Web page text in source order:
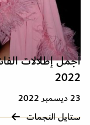
أجمل إطلالات
2022
23 ديسمبر 2022
ستايل النجمات